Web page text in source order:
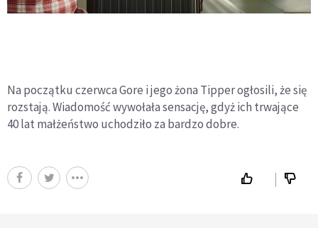
Na początku czerwca Gore i jego żona Tipper ogłosili, że się
rozstają. Wiadomość wywołała sensację, gdyż ich trwające
40 lat małżeństwo uchodziło za bardzo dobre.